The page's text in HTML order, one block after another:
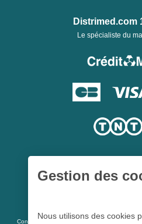
Distrimed.com
Le spécialiste du
Conformément aux articles L 5213-3 du
Gestion des
Nous utilisons des cookies